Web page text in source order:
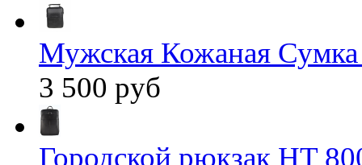
Мужская Кожаная
3 500 руб
Городской рюкзак HT